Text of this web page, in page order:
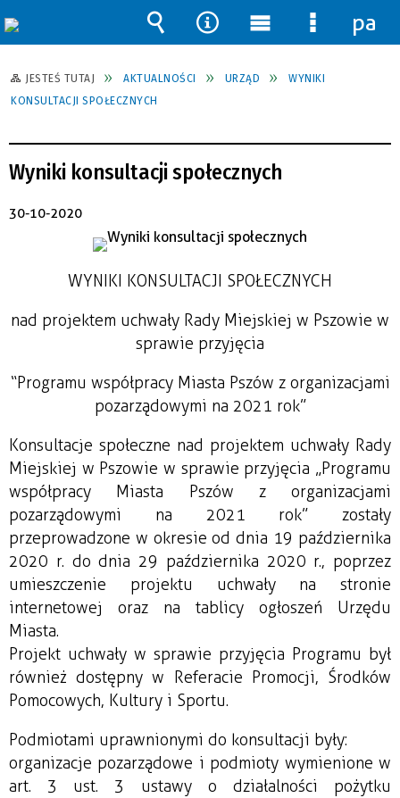
JESTEŚ TUTAJ AKTUALNOŚCI URZĄD
WYNIKI
KONSULTACJI SPOŁECZNYCH
Wyniki konsultacji społecznych
30-10-2020
WYNIKI KONSULTACJI SPOŁECZNYCH
nad projektem uchwały Rady Miejskiej w Pszowie w
sprawie przyjęcia
“Programu współpracy Miasta Pszów z organizacjami
pozarządowymi na 2021 rok”
Konsultacje społeczne nad projektem uchwały Rady
Miejskiej w Pszowie w sprawie przyjęcia „Programu
współpracy Miasta Pszów z organizacjami
pozarządowymi na 2021 rok” zostały
przeprowadzone w okresie od dnia 19 października
2020 r. do dnia 29 października 2020 r., poprzez
umieszczenie projektu uchwały na stronie
internetowej oraz na tablicy ogłoszeń Urzędu
Miasta.
Projekt uchwały w sprawie przyjęcia Programu był
również dostępny w Referacie Promocji, Środków
Pomocowych, Kultury i Sportu.
Podmiotami uprawnionymi do konsultacji były:
organizacje pozarządowe i podmioty wymienione w
art. 3 ust. 3 ustawy o działalności pożytku
Wyszukiwarka
Narzędzia
Menu
główne
Menu